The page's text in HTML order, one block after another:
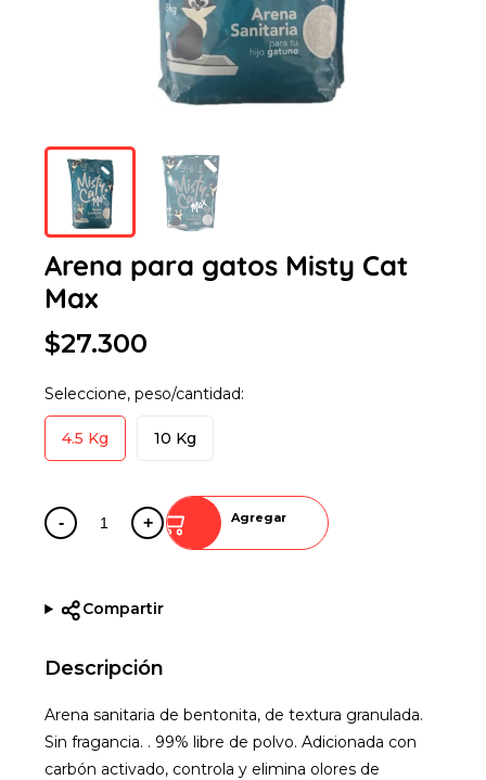
Arena para gatos Misty Cat
Max
$27.300
Seleccione, peso/cantidad:
4.5 Kg 10 Kg
- + Agregar
Compartir
Descripción
Arena sanitaria de bentonita, de textura granulada.
Sin fragancia. . 99% libre de polvo. Adicionada con
carbón activado, controla y elimina olores de